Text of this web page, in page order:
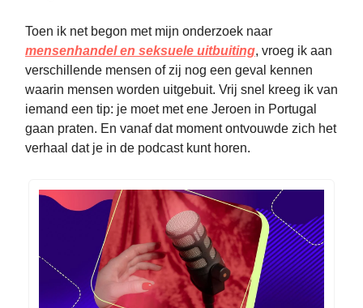
Toen ik net begon met mijn onderzoek naar
mensenhandel en seksuele uitbuiting, vroeg ik aan
verschillende mensen of zij nog een geval kennen
waarin mensen worden uitgebuit. Vrij snel kreeg ik van
iemand een tip: je moet met ene Jeroen in Portugal
gaan praten. En vanaf dat moment ontvouwde zich het
verhaal dat je in de podcast kunt horen.